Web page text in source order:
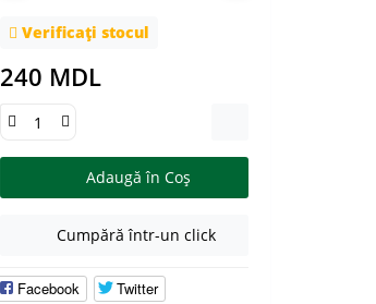
Verificați stocul
240 MDL
Adaugă în Coş
Cumpără într-un click
Facebook
Twitter